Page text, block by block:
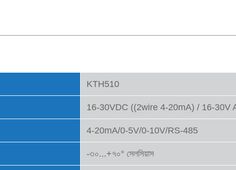
KTH510
16-30VDC ((2wire 4-20mA) / 16-30V
4-20mA/0-5V/0-10V/RS-485
-৩০...+৭০° সেলসিয়াস